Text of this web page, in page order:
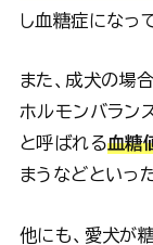
し血糖症になっ
また、成犬の場
ホルモンバラン
と呼ばれる血糖
まうなどといっ
他にも、愛犬が